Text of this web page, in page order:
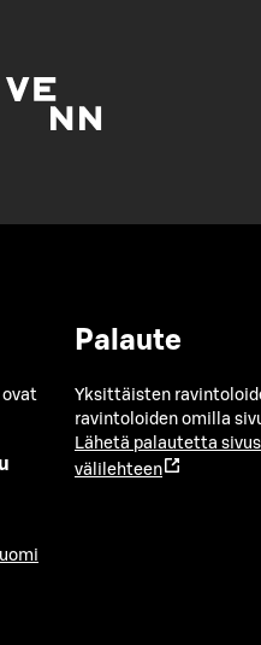
Palaute
Yksittäisten
ravintoloiden omilla
Lähetä palautetta
välilehteen